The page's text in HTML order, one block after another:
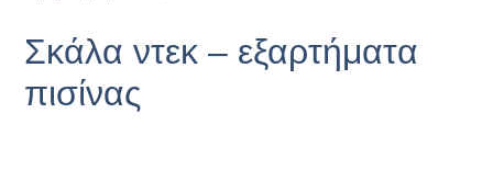
Σκάλα ντεκ – εξαρτήματα
πισίνας